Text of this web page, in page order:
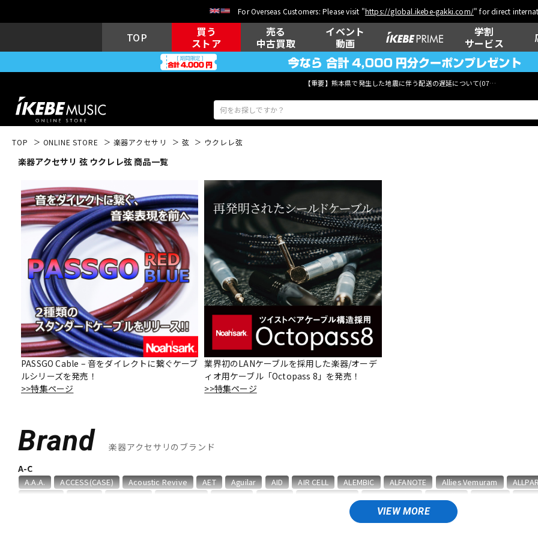
For Overseas Customers: Please visit "https://global.ikebe-gakki.com/" for direct
TOP
買う
ストア
売る
中古買取
イベント
動画
学割
サービス
【重要】熊本県で発生した地震に伴う配送の遅延について(07月29日
エレキギター アコ
キーボード 電子ピアノ 管楽器
DJ機器 DTM DTM オンラ
イン納品
中古 ヴィンテージ
TOP ONLINE STORE 楽器アクセサリ 弦 ウクレレ弦
楽器アクセサリ 弦 ウクレレ弦 商品一覧
PASSGO Cable – 音をダイレクトに繋ぐケーブ
ルシリーズを発売！
>>特集ページ
業界初のLANケーブルを採用した楽器/オーデ
ィオ用ケーブル「Octopass 8」を発売！
>>特集ページ
Brand 楽器アクセサリのブランド
VIEW MORE
A-C
A.A.A. ACCESS(CASE) Acoustic Revive AET Aguilar AID AIR CELL ALEMBIC ALFANOTE Allies Vemuram
BLUE BELL Bohemians
Cling On CNB Colossal Cable